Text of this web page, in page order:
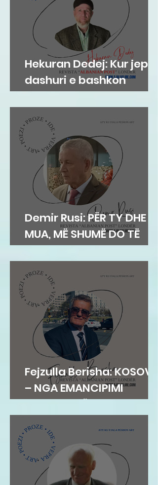
Hekuran Dedej: Kur jep
dashuri e bashkon
njerëzit
Demir Rusi: PËR TY DHE
MUA, MË SHUMË DO TË
DUA
Fejzulla Berisha: KOSOVA
– NGA EMANCIPIMI
ARSIMOR NË
SHTETNDËRTIM